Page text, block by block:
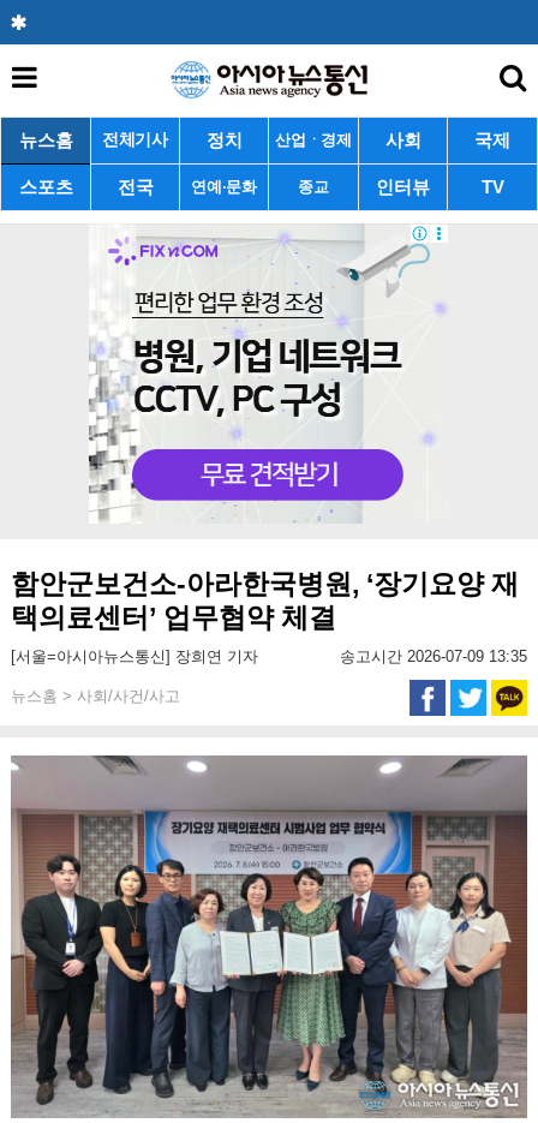
뉴스홈 전체기사 정치 산업ㆍ경제 사회 국제
스포츠 전국 연예·문화 종교 인터뷰 TV
함안군보건소-아라한국병원, ‘장기요양 재
택의료센터’ 업무협약 체결
[서울=아시아뉴스통신] 장희연 기자 송고시간 2026-07-09 13:35
뉴스홈 > 사회/사건/사고